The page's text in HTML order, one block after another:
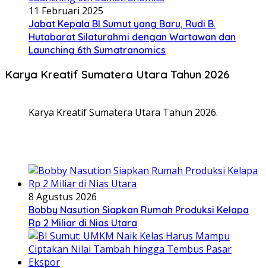
11 Februari 2025
Jabat Kepala BI Sumut yang Baru, Rudi B.
Hutabarat Silaturahmi dengan Wartawan dan
Launching 6th Sumatranomics
Karya Kreatif Sumatera Utara Tahun 2026
Karya Kreatif Sumatera Utara Tahun 2026.
8 Agustus 2026
Bobby Nasution Siapkan Rumah Produksi Kelapa
Rp 2 Miliar di Nias Utara